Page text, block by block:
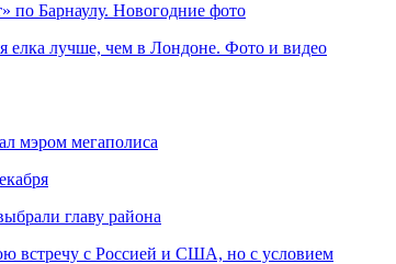
по Барнаулу. Новогодние фото
елка лучше, чем в Лондоне. Фото и видео
мэром мегаполиса
главу района
встречу с Россией и США, но с условием